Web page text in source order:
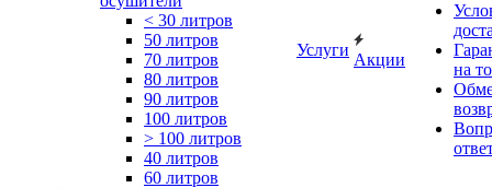
< 30 литров
50 литров
70 литров
80 литров
90 литров
100 литров
> 100 литров
40 литров
60 литров
Услуги
Акции
на